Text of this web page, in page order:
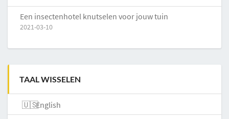
Een insectenhotel knutselen voor jouw tuin
2021-03-10
TAAL WISSELEN
English